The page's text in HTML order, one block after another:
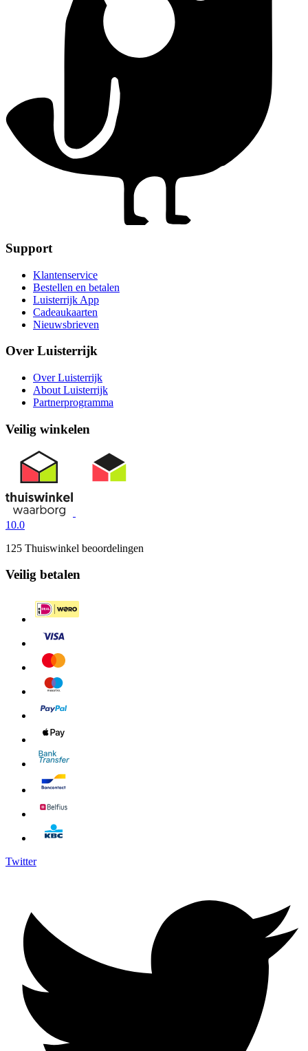
Support
Klantenservice
Bestellen en betalen
Luisterrijk App
Cadeaukaarten
Nieuwsbrieven
Over Luisterrijk
Over Luisterrijk
About Luisterrijk
Partnerprogramma
Veilig winkelen
10.0
125 Thuiswinkel beoordelingen
Veilig betalen
Twitter